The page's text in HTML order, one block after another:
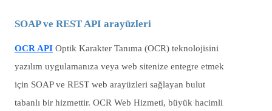
SOAP ve REST API arayüzleri
OCR API Optik Karakter Tanıma (OCR) teknolojisini
yazılım uygulamanıza veya web sitenize entegre etmek
için SOAP ve REST web arayüzleri sağlayan bulut
tabanlı bir hizmettir. OCR Web Hizmeti, büyük hacimli